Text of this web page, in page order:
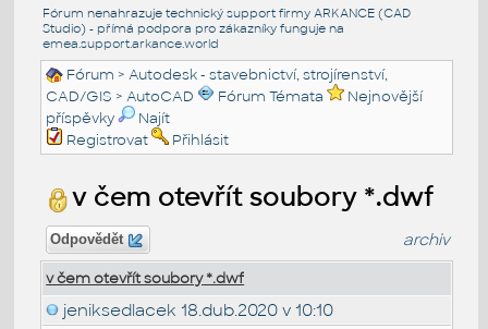
Fórum nenahrazuje technický support firmy ARKANCE (CAD
Studio) - přímá podpora pro zákazníky funguje na
emea.support.arkance.world
Fórum >Autodesk - stavebnictví, strojírenství,
CAD/GIS >AutoCAD Fórum Témata
Nejnovější
příspěvky
Najít
Registrovat
Přihlásit
v čem otevřít soubory *.dwf
Odpovědět archiv
v čem otevřít soubory *.dwf
jeniksedlacek 18.dub.2020 v 10:10